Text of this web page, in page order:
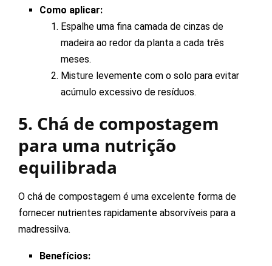
Como aplicar:
Espalhe uma fina camada de cinzas de
madeira ao redor da planta a cada três
meses.
Misture levemente com o solo para evitar
acúmulo excessivo de resíduos.
5. Chá de compostagem
para uma nutrição
equilibrada
O chá de compostagem é uma excelente forma de
fornecer nutrientes rapidamente absorvíveis para a
madressilva.
Benefícios: